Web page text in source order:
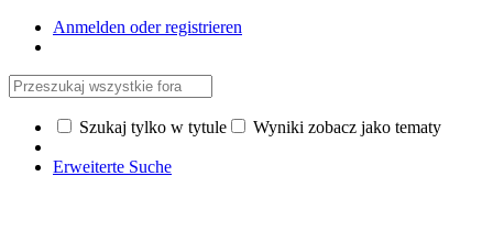
Anmelden oder registrieren
Szukaj tylko w tytule Wyniki zobacz jako tematy
Erweiterte Suche